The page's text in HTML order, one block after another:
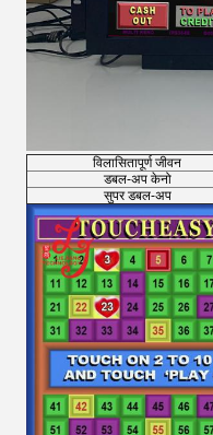
विलासितापूर्ण जीवन
डबल-अप केनो
सुपर डबल-अप